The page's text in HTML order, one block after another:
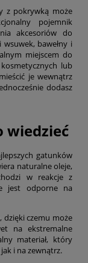
z pokrywką może
pojemnik
akcesoriów do
bawełny i
miejscem do
lub
je wewnątrz
dodasz
wiedzieć
gatunków
naturalne oleje,
w reakcje z
jest odporne na
dzięki czemu może
na ekstremalne
materiał, który
i na zewnątrz.